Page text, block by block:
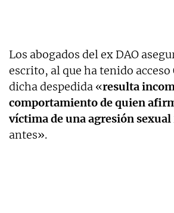
Los abogados del ex DAO
escrito, al que ha tenido acceso
dicha despedida «resulta
comportamiento de quien
víctima de una agresión sexual
antes».